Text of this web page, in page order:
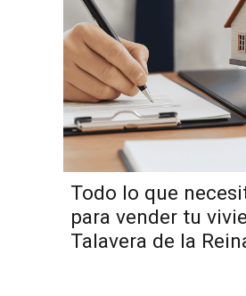
Todo lo que
para vender tu
Talavera de la